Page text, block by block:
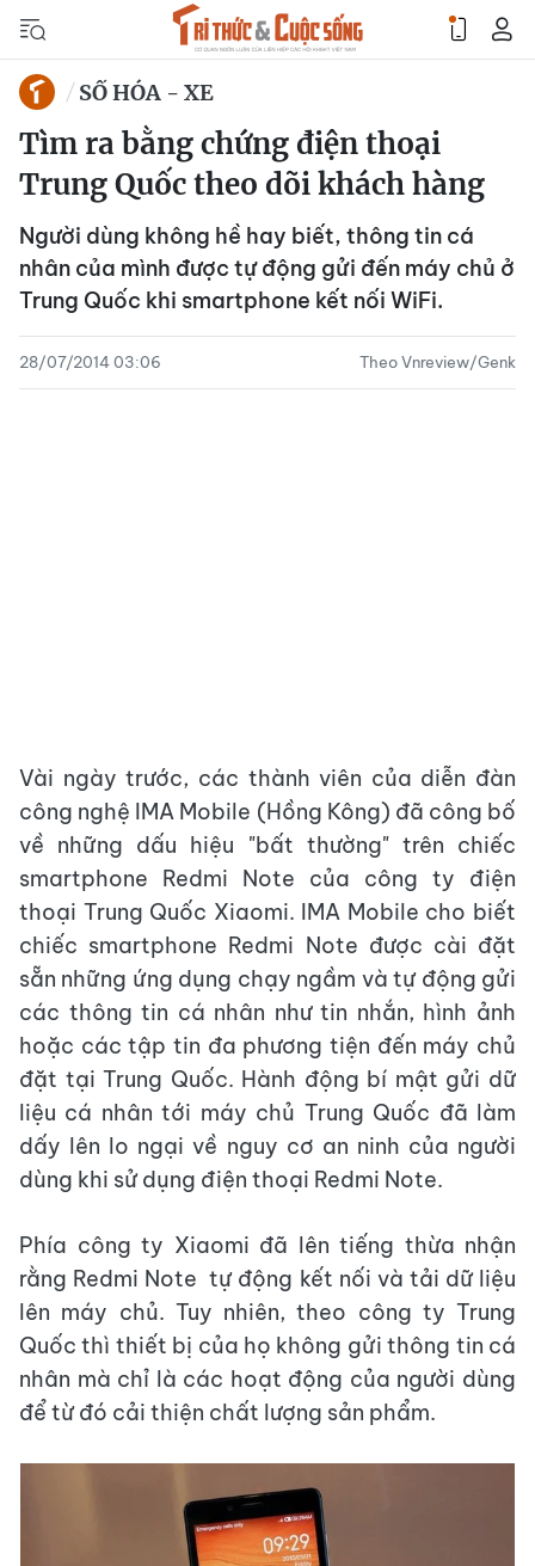
SỐ HÓA - XE
Tìm ra bằng chứng điện thoại
Trung Quốc theo dõi khách hàng
Người dùng không hề hay biết, thông tin cá
nhân của mình được tự động gửi đến máy chủ ở
Trung Quốc khi smartphone kết nối WiFi.
28/07/2014 03:06 Theo Vnreview/Genk
Vài ngày trước, các thành viên của diễn đàn
công nghệ IMA Mobile (Hồng Kông) đã công bố
về những dấu hiệu "bất thường" trên chiếc
smartphone Redmi Note của công ty điện
thoại Trung Quốc Xiaomi. IMA Mobile cho biết
chiếc smartphone Redmi Note được cài đặt
sẵn những ứng dụng chạy ngầm và tự động gửi
các thông tin cá nhân như tin nhắn, hình ảnh
hoặc các tập tin đa phương tiện đến máy chủ
đặt tại Trung Quốc. Hành động bí mật gửi dữ
liệu cá nhân tới máy chủ Trung Quốc đã làm
dấy lên lo ngại về nguy cơ an ninh của người
dùng khi sử dụng điện thoại Redmi Note.
Phía công ty Xiaomi đã lên tiếng thừa nhận
rằng Redmi Note tự động kết nối và tải dữ liệu
lên máy chủ. Tuy nhiên, theo công ty Trung
Quốc thì thiết bị của họ không gửi thông tin cá
nhân mà chỉ là các hoạt động của người dùng
để từ đó cải thiện chất lượng sản phẩm.